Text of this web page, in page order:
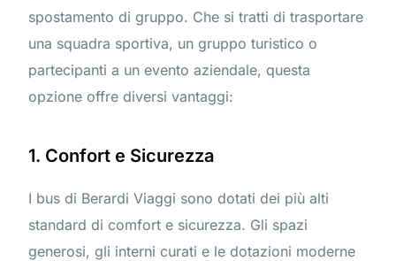
spostamento di gruppo. Che si tratti di trasportare
una squadra sportiva, un gruppo turistico o
partecipanti a un evento aziendale, questa
opzione offre diversi vantaggi:
1. Confort e Sicurezza
I bus di Berardi Viaggi sono dotati dei più alti
standard di comfort e sicurezza. Gli spazi
generosi, gli interni curati e le dotazioni moderne